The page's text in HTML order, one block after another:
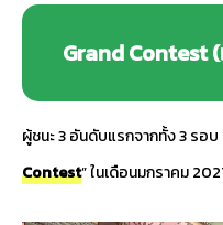
Grand Contest
ผู้ชนะ 3 อันดับแรกจากทั้ง 3 รอบ
Contest” ในเดือนมกราคม